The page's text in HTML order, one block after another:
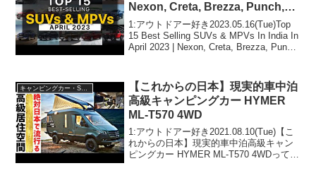
Nexon, Creta, Brezza, Punch,
Eeco & Venue
1:アウトドアー好き2023.05.16(Tue)Top
15 Best Selling SUVs & MPVs In India In
April 2023 | Nexon, Creta, Brezza, Punch,
【これからの日本】現実的車中泊
高級キャンピングカー HYMER
ML-T570 4WD
1:アウトドアー好き2021.08.10(Tue)【こ
れからの日本】現実的車中泊高級キャン
ピングカー HYMER ML-T570 4WDって人